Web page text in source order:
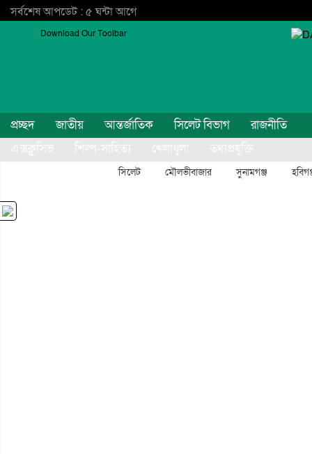
সর্বশেষ আপডেট : ৫ ঘন্টা আগে
Download Our Toolbar
প্রচ্ছদ জাতীয় আন্তর্জাতিক সিলেট বিভাগ
রাজনীতি
এক্সক্লুসিভ
শিল্প-সাহিত্য খেলাধুলা
তথ্যপ্রযুক্তি
সিলেট মৌলভীবাজার সুনামগঞ্জ